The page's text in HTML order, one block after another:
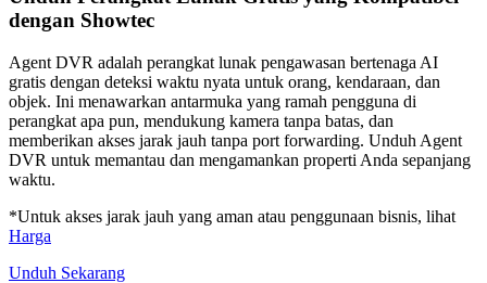
dengan Showtec
Agent DVR adalah perangkat lunak pengawasan bertenaga AI
gratis dengan deteksi waktu nyata untuk orang, kendaraan, dan
objek. Ini menawarkan antarmuka yang ramah pengguna di
perangkat apa pun, mendukung kamera tanpa batas, dan
memberikan akses jarak jauh tanpa port forwarding. Unduh Agent
DVR untuk memantau dan mengamankan properti Anda sepanjang
waktu.
*Untuk akses jarak jauh yang aman atau penggunaan bisnis, lihat
Harga
Unduh Sekarang